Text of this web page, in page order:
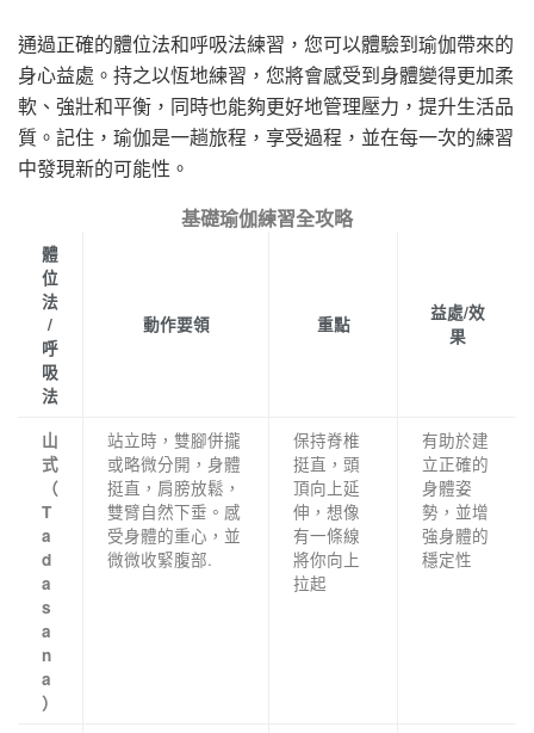
通過正確的體位法和呼吸法練習，您可以體驗到瑜伽帶來的
身心益處。持之以恆地練習，您將會感受到身體變得更加柔
軟、強壯和平衡，同時也能夠更好地管理壓力，提升生活品
質。記住，瑜伽是一趟旅程，享受過程，並在每一次的練習
中發現新的可能性。
基礎瑜伽練習全攻略
體
位
法
/
呼
吸
法
動作要領 重點
益處/效
果
山
式
（
T
a
d
a
s
a
n
a
）
站立時，雙腳併攏
或略微分開，身體
挺直，肩膀放鬆，
雙臂自然下垂。感
受身體的重心，並
微微收緊腹部.
保持脊椎
挺直，頭
頂向上延
伸，想像
有一條線
將你向上
拉起
有助於建
立正確的
身體姿
勢，並增
強身體的
穩定性